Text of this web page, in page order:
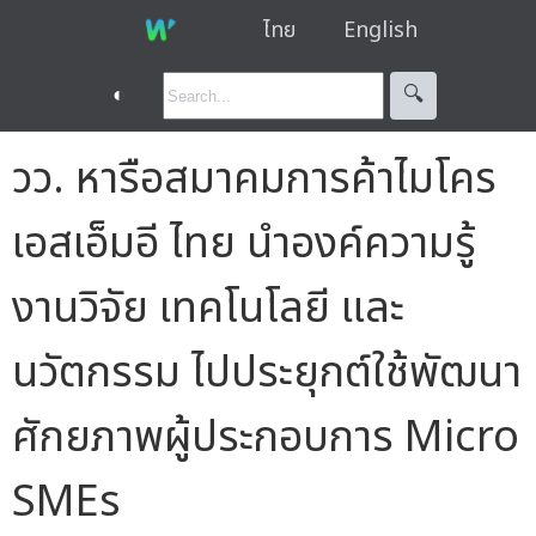
ไทย English
◐ 🔍︎
วว. หารือสมาคมการค้าไมโคร
เอสเอ็มอี ไทย นำองค์ความรู้
งานวิจัย เทคโนโลยี และ
นวัตกรรม ไปประยุกต์ใช้พัฒนา
ศักยภาพผู้ประกอบการ Micro
SMEs